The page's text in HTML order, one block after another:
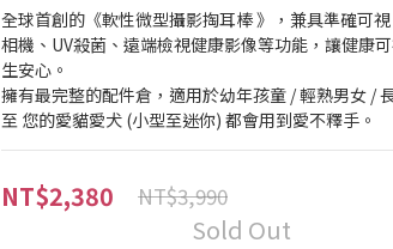
全球首創的《軟性微型攝影掏耳棒 》，兼具準確可
相機、UV殺菌、遠端檢視健康影像等功能，讓健康
生安心。
擁有最完整的配件倉，適用於幼年孩童 / 輕熟男女 /
至 您的愛貓愛犬 (小型至迷你) 都會用到愛不釋手。
NT$2,380 NT$3,990
Sold Out